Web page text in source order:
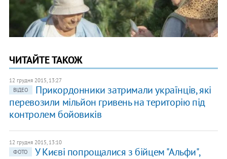
ЧИТАЙТЕ ТАКОЖ
12 грудня 2015, 13:27
ВІДЕО
Прикордонники затримали українців, які
перевозили мільйон гривень на територію під
контролем бойовиків
12 грудня 2015, 13:10
ФОТО
У Києві попрощалися з бійцем "Альфи",